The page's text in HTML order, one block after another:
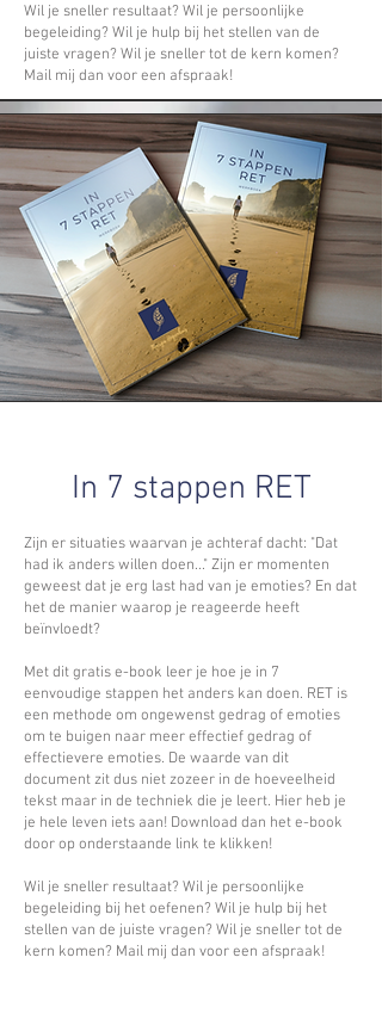
Wil je sneller resultaat? Wil je persoonlijke
begeleiding? Wil je hulp bij het stellen van de
juiste vragen? Wil je sneller tot de kern komen?
Mail mij dan voor een afspraak!
In 7 stappen RET
Zijn er situaties waarvan je achteraf dacht: "Dat
had ik anders willen doen..." Zijn er momenten
geweest dat je erg last had van je emoties? En dat
het de manier waarop je reageerde heeft
beïnvloedt?
Met dit gratis e-book leer je hoe je in 7
eenvoudige stappen het anders kan doen. RET is
een methode om ongewenst gedrag of emoties
om te buigen naar meer effectief gedrag of
effectievere emoties. De waarde van dit
document zit dus niet zozeer in de hoeveelheid
tekst maar in de techniek die je leert. Hier heb je
je hele leven iets aan! Download dan het e-book
door op onderstaande link te klikken!
Wil je sneller resultaat? Wil je persoonlijke
begeleiding bij het oefenen? Wil je hulp bij het
stellen van de juiste vragen? Wil je sneller tot de
kern komen? Mail mij dan voor een afspraak!